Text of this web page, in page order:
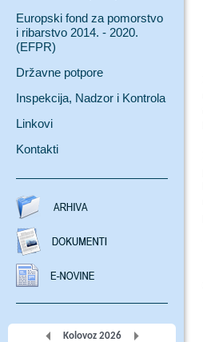
Europski fond za pomorstvo
i ribarstvo 2014. - 2020.
(EFPR)
Državne potpore
Inspekcija, Nadzor i Kontrola
Linkovi
Kontakti
Kolovoz 2026